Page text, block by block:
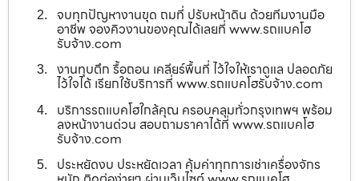
จบทุกปัญหางานขุด ถมที่ ปรับหน้าดิน ด้วยทีมงานมือ
อาชีพ จองคิวงานของคุณได้เลยที่ www.รถแบคโฮ
รับจ้าง.com
งานทุบตึก รื้อถอน เคลียร์พื้นที่ ไว้ใจให้เราดูแล ปลอดภัย
ไว้ใจได้ เรียกใช้บริการที่ www.รถแบคโฮรับจ้าง.com
บริการรถแบคโฮใกล้คุณ ครอบคลุมทั่วกรุงเทพฯ พร้อม
ลงหน้างานด่วน สอบถามราคาได้ที่ www.รถแบคโฮ
รับจ้าง.com
ประหยัดงบ ประหยัดเวลา คุ้มค่าทุกการเช่าเครื่องจักร